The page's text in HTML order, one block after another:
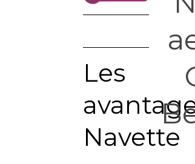
Les
Navette